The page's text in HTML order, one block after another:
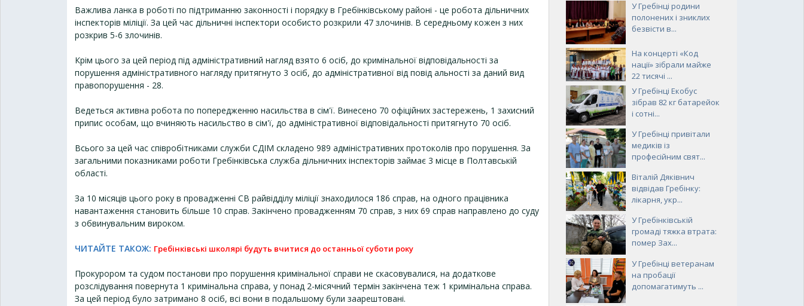
Важлива ланка в роботі по підтриманню законності і порядку в Гребінківському районі - це робота дільничних
інспекторів міліції. За цей час дільничні інспектори особисто розкрили 47 злочинів. В середньому кожен з них
розкрив 5-6 злочинів.
Крім цього за цей період під адміністративний нагляд взято 6 осіб, до кримінальної відповідальності за
порушення адміністративного нагляду притягнуто 3 осіб, до адміністративної від повід альності за даний вид
правопорушення - 28.
Ведеться активна робота по попередженню насильства в сім'ї. Винесено 70 офіційних застережень, 1 захисний
припис особам, що вчиняють насильство в сім'ї, до адміністративної відповідальності притягнуто 70 осіб.
Всього за цей час співробітниками служби СДІМ складено 989 адміністративних протоколів про порушення. За
загальними показниками роботи Гребінківська служба дільничних інспекторів займає 3 місце в Полтавській
області.
За 10 місяців цього року в провадженні СВ райвідділу міліції знаходилося 186 справ, на одного працівника
навантаження становить більше 10 справ. Закінчено провадженням 70 справ, з них 69 справ направлено до суду
з обвинувальним вироком.
ЧИТАЙТЕ ТАКОЖ: Гребінківські школярі будуть вчитися до останньої суботи року
Прокурором та судом постанови про порушення кримінальної справи не скасовувалися, на додаткове
розслідування повернута 1 кримінальна справа, у понад 2-місячний термін закінчена теж 1 кримінальна справа.
За цей період було затримано 8 осіб, всі вони в подальшому були заарештовані.
У Гребінці родини
полонених і зниклих
безвісти в...
На концерті «Код
нації» зібрали майже
22 тисячі ...
У Гребінці Екобус
зібрав 82 кг батарейок
і сотні...
У Гребінці привітали
медиків із
професійним свят...
Віталій Дяківнич
відвідав Гребінку:
лікарня, укр...
У Гребінківській
громаді тяжка втрата:
помер Зах...
У Гребінці ветеранам
на пробації
допомагатимуть ...